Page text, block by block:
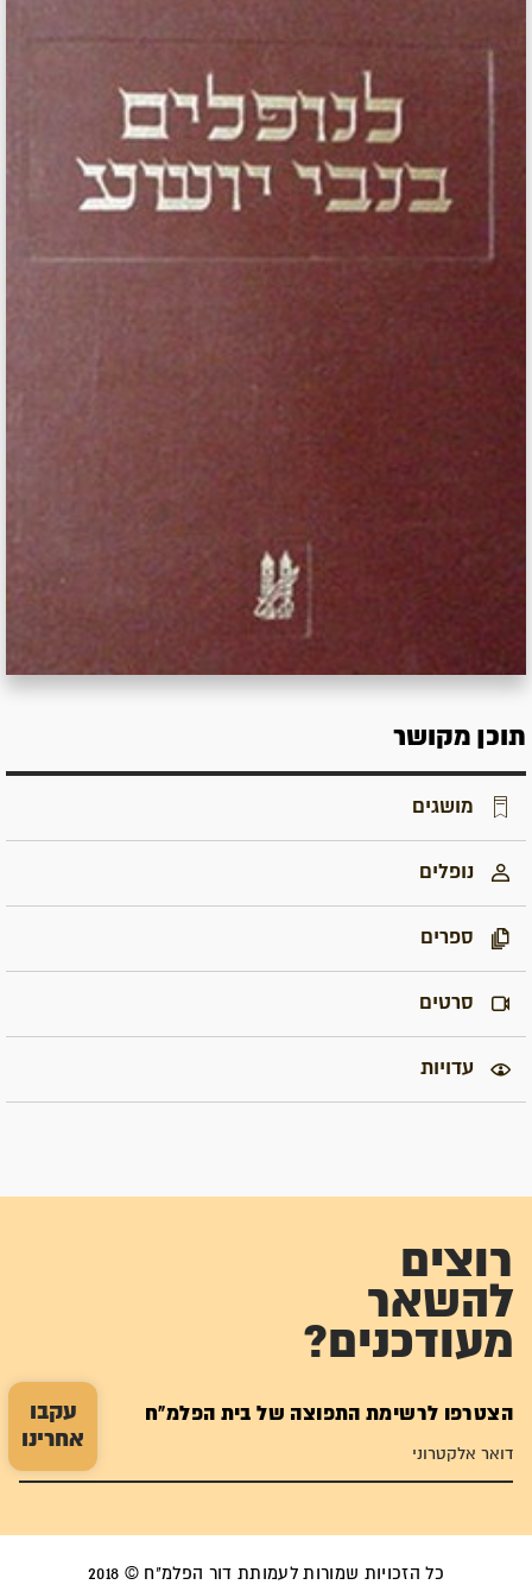
עקבו
אחרינו
תוכן מקושר
מושגים
נופלים
ספרים
סרטים
עדויות
רוצים
להשאר
מעודכנים?
הצטרפו לרשימת התפוצה של בית הפלמ"ח
כל הזכויות שמורות לעמותת דור הפלמ"ח © 2018